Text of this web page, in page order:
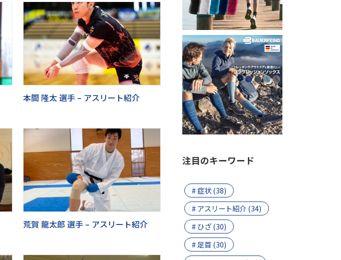
本間 隆太 選手 – アスリート紹介
荒賀 龍太郎 選手 – アスリート紹介
注目のキーワード
# 症状 (38)
# アスリート紹介 (34)
# ひざ (30)
# 足首 (30)